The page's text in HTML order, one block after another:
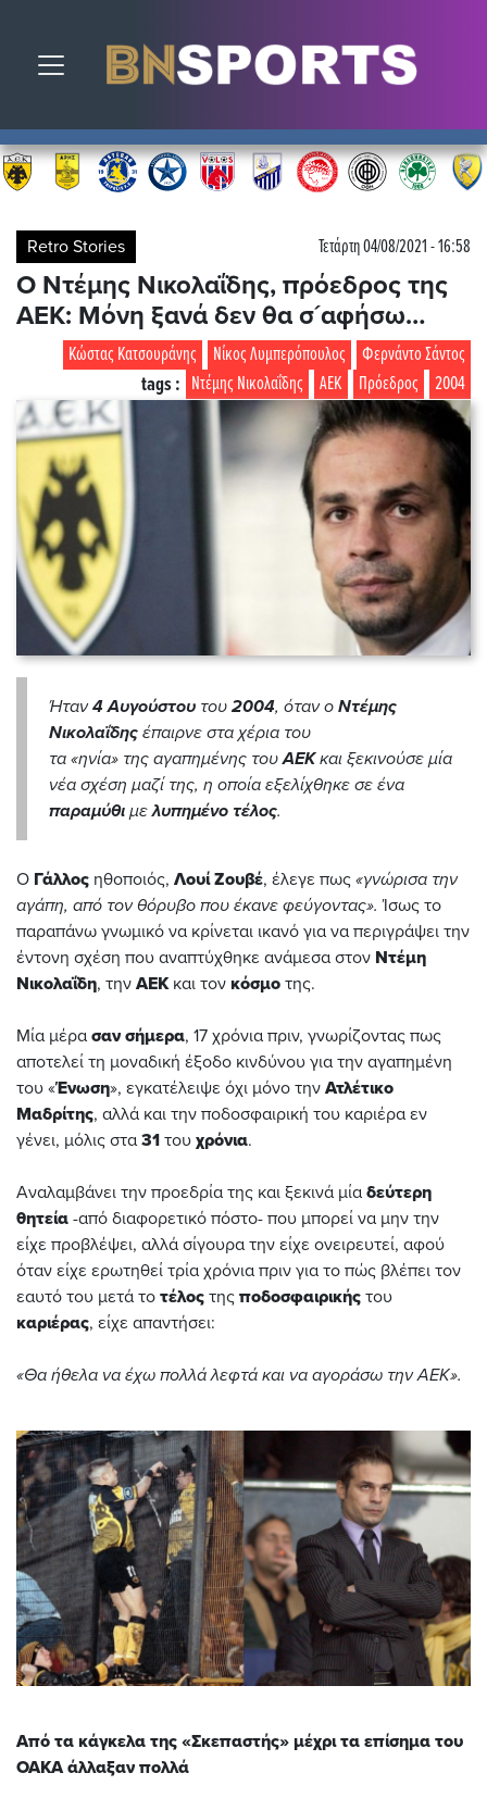
Toggle navigation
Retro Stories Τετάρτη 04/08/2021 - 16:58
Ο Ντέμης Νικολαΐδης, πρόεδρος της
ΑΕΚ: Μόνη ξανά δεν θα σ´αφήσω…
Φερνάντο Σάντος
Νίκος Λυμπερόπουλος
Κώστας Κατσουράνης
2004
Πρόεδρος
ΑΕΚ
Ντέμης Νικολαΐδης
tags :
Ήταν4 Αυγούστου του 2004, όταν ο Ντέμης
Νικολαΐδης έπαιρνε στα χέρια του
τα «ηνία» της αγαπημένης τουΑΕΚκαι ξεκινούσε μία
νέα σχέση μαζί της, η οποία εξελίχθηκε σε ένα
παραμύθι μελυπημένο τέλος.
Ο Γάλλος ηθοποιός, Λουί Ζουβέ, έλεγε πως «γνώρισα την
αγάπη, από τον θόρυβο που έκανε φεύγοντας». Ίσως το
παραπάνω γνωμικό να κρίνεται ικανό για να περιγράψει την
έντονη σχέση που αναπτύχθηκε ανάμεσα στον Ντέμη
Νικολαΐδη, την ΑΕΚκαι τον κόσμο της.
Μία μέρα σαν σήμερα, 17 χρόνια πριν, γνωρίζοντας πως
αποτελεί τη μοναδική έξοδο κινδύνου για την αγαπημένη
του «Ένωση», εγκατέλειψε όχι μόνο την Ατλέτικο
Μαδρίτης, αλλά και την ποδοσφαιρική του καριέρα εν
γένει, μόλις στα 31 του χρόνια.
Αναλαμβάνει την προεδρία της και ξεκινά μία δεύτερη
θητεία -από διαφορετικό πόστο- που μπορεί να μην την
είχε προβλέψει, αλλά σίγουρα την είχε ονειρευτεί, αφού
όταν είχε ερωτηθεί τρία χρόνια πριν για το πώς βλέπει τον
εαυτό του μετά το τέλος της ποδοσφαιρικής του
καριέρας, είχε απαντήσει:
«Θα ήθελα να έχω πολλά λεφτά και να αγοράσω την ΑΕΚ».
Από τα κάγκελα της «Σκεπαστής» μέχρι τα επίσημα του
ΟΑΚΑ άλλαξαν πολλά